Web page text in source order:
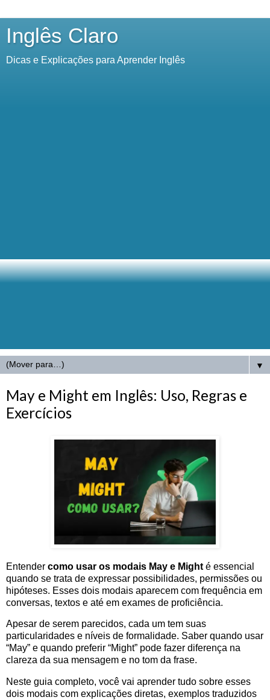
Inglês Claro
Dicas e Explicações para Aprender Inglês
▼
May e Might em Inglês: Uso, Regras e
Exercícios
Entender como usar os modais May e Might é essencial
quando se trata de expressar possibilidades, permissões ou
hipóteses. Esses dois modais aparecem com frequência em
conversas, textos e até em exames de proficiência.
Apesar de serem parecidos, cada um tem suas
particularidades e níveis de formalidade. Saber quando usar
“May” e quando preferir “Might” pode fazer diferença na
clareza da sua mensagem e no tom da frase.
Neste guia completo, você vai aprender tudo sobre esses
dois modais com explicações diretas, exemplos traduzidos